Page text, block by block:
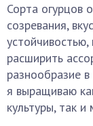
Сорта огурцов
созревания,
расширить
разнообразие
я выращиваю
культуры, так